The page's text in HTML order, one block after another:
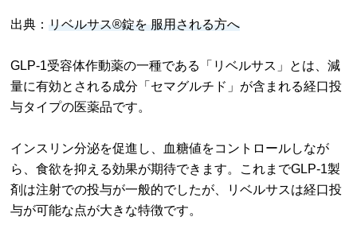
出典： リベルサス®錠を 服用される方へ
GLP-1受容体作動薬の一種である「リベルサス」とは、減
量に有効とされる成分「セマグルチド」が含まれる経口投
与タイプの医薬品です。
インスリン分泌を促進し、血糖値をコントロールしなが
ら、食欲を抑える効果が期待できます。これまでGLP-1製
剤は注射での投与が一般的でしたが、リベルサスは経口投
与が可能な点が大きな特徴です。